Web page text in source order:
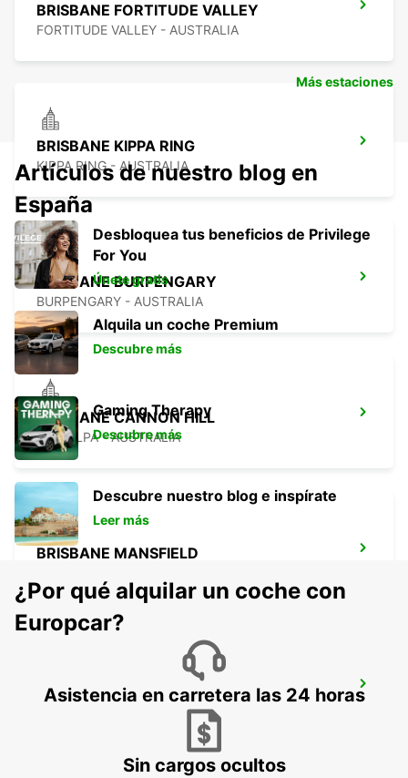
BRISBANE FORTITUDE VALLEY
FORTITUDE VALLEY - AUSTRALIA
BRISBANE KIPPA RING
KIPPA RING - AUSTRALIA
BRISBANE BURPENGARY
BURPENGARY - AUSTRALIA
BRISBANE CANNON HILL
TINGALPA - AUSTRALIA
BRISBANE MANSFIELD
BRISBANE ARCHERFIELD
ARCHERFIELD - AUSTRALIA
Más estaciones
Artículos de nuestro blog en
España
Desbloquea tus beneficios de Privilege
For You
Únete gratis
Alquila un coche Premium
Descubre más
Gaming Therapy
Descubre más
Descubre nuestro blog e inspírate
Leer más
¿Por qué alquilar un coche con
Europcar?
Asistencia en carretera las 24 horas
Sin cargos ocultos